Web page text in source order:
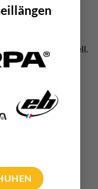
einfach
und hochfunktionell.
der gängigsten
Erstens
Autolock
goldener Farbe